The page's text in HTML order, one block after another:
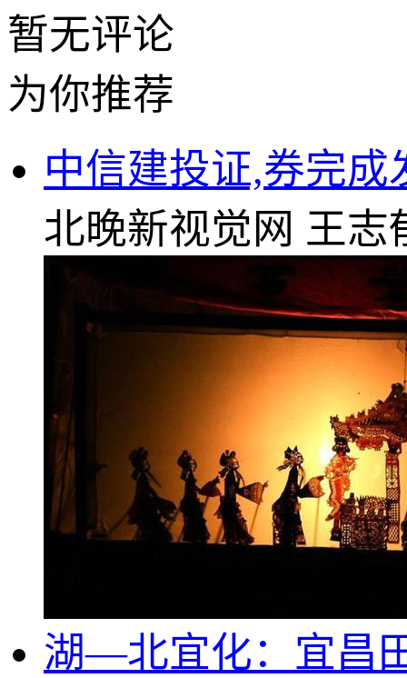
暂无评论
为你推荐
中信建投证,券完成
北晚新视觉网 王志
湖—北宜化：宜昌